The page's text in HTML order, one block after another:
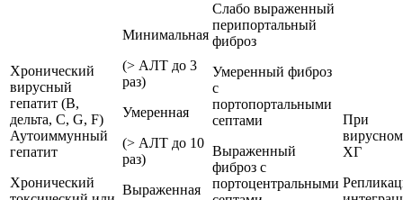
Хронический
вирусный
гепатит (В,
дельта, С, G, F)
Аутоиммунный
гепатит
Хронический
Минимальная
(> АЛТ до 3
раз)
Умеренная
(> АЛТ до 10
раз)
Выраженная
Слабо выраженный
перипортальный
фиброз
Умеренный фиброз
с
портопортальными
септами
Выраженный
фиброз с
портоцентральными
При
вирусном
ХГ